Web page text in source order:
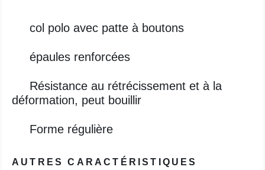
col polo avec patte à boutons
épaules renforcées
Résistance au rétrécissement et à la
déformation, peut bouillir
Forme régulière
AUTRES CARACTÉRISTIQUES